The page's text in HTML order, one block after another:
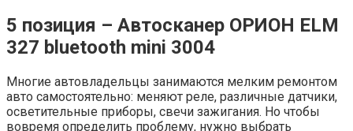
5 позиция – Автосканер ОРИОН ELM
327 bluetooth mini 3004
Многие автовладельцы занимаются мелким ремонтом
авто самостоятельно: меняют реле, различные датчики,
осветительные приборы, свечи зажигания. Но чтобы
вовремя определить проблему, нужно выбрать